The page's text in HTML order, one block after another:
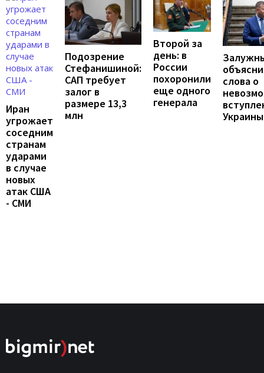
Иран
угрожает
соседним
странам
ударами
в случае
новых
атак США
- СМИ
Подозрение
Стефанишиной:
САП требует
залог в
размере 13,3
млн
Второй за
день: в
России
похоронили
еще одного
генерала
слова о